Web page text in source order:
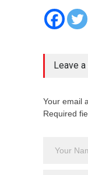
Leave
Your email
Required